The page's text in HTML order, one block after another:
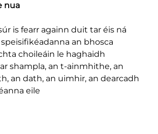
nua
is fearr againn duit tar éis ná
an bhosca
choileáin le haghaidh
shampla, an t-ainmhithe, an
an dath, an uimhir, an dearcadh
eile